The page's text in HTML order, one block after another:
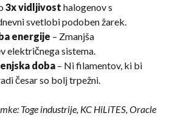
3x vidljivost halogenov s
svetlobi podoben žarek.
energije – Zmanjša
električnega sistema.
doba – Ni filamentov, ki bi
česar so bolj trpežni.
Toge industrije, KC HiLiTES, Oracle